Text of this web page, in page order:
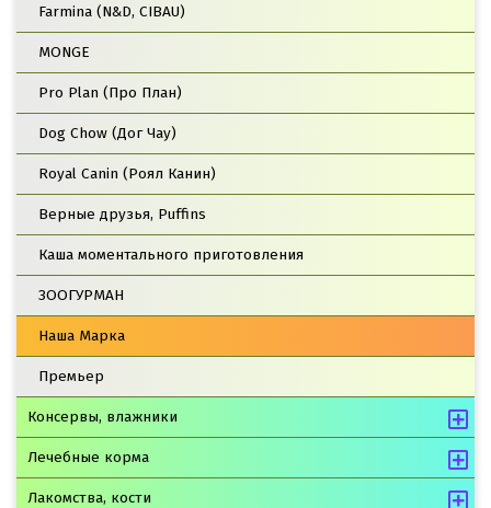
Farmina (N&D, CIBAU)
MONGE
Pro Plan (Про План)
Dog Chow (Дог Чау)
Royal Canin (Роял Канин)
Верные друзья, Puffins
Каша моментального приготовления
ЗООГУРМАН
Наша Марка
Премьер
Консервы, влажники
Лечебные корма
Лакомства, кости